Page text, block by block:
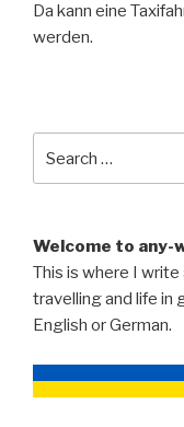
Da kann eine
werden.
for:
Welcome to any-
This is where I
travelling and life in
English or German.